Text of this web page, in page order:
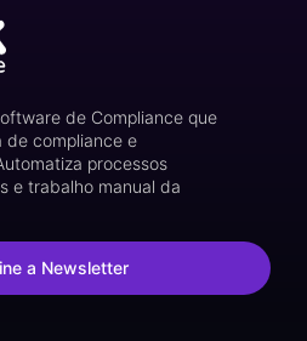
de Compliance que
de compliance e
processos
e trabalho manual da
a Newsletter